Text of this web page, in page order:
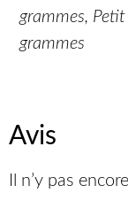
grammes,
grammes
Avis
Il n’y pas